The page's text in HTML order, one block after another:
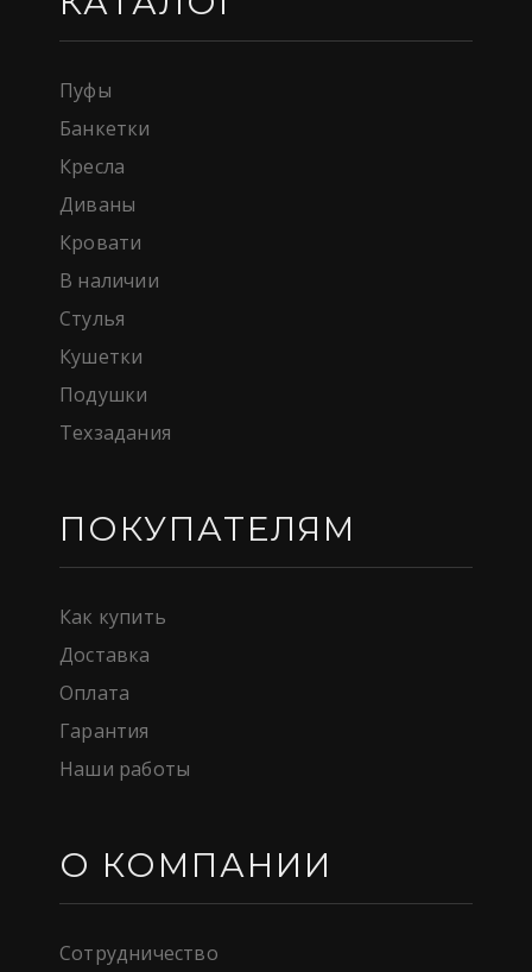
Пуфы
Банкетки
Кресла
Диваны
Кровати
В наличии
Стулья
Кушетки
Подушки
Техзадания
ПОКУПАТЕЛЯМ
Как купить
Доставка
Оплата
Гарантия
Наши работы
О КОМПАНИИ
Сотрудничество